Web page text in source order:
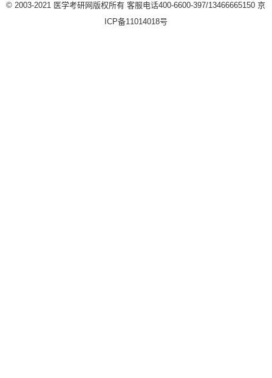
© 2003-2021 医学考研网版权所有 客服电话400-6600-397/13466665150 京
ICP备11014018号